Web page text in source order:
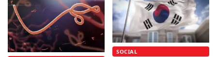
SOCIAL